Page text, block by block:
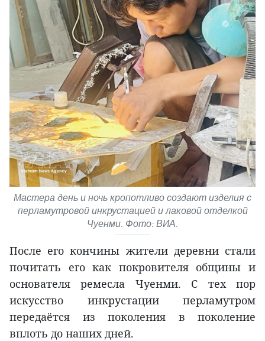
Мастера день и ночь кропотливо создают изделия с
перламутровой инкрустацией и лаковой отделкой
Чуенми. Фото: ВИА.
После его кончины жители деревни стали
почитать его как покровителя общины и
основателя ремесла Чуенми. С тех пор
искусство инкрустации перламутром
передаётся из поколения в поколение
вплоть до наших дней.